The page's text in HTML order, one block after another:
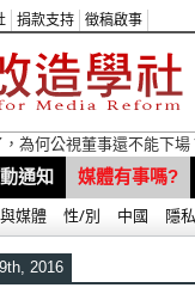
捐款支持 徵稿啟事
為何公視董事還不能下
通知 媒體有事嗎?
媒體 性/別 中國 隱
2016